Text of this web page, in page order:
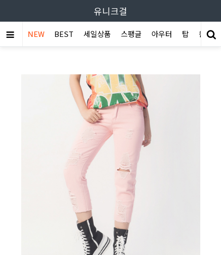
유니크걸
NEW BEST 세일상품 스팽글 아우터 탑 원피스